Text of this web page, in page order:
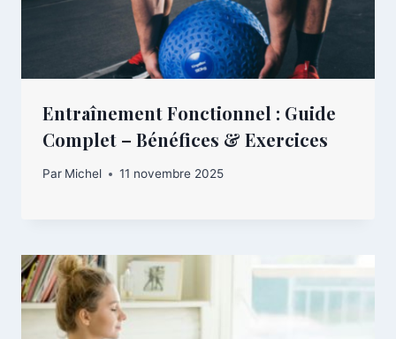
Entraînement Fonctionnel : Guide
Complet – Bénéfices & Exercices
Par Michel 11 novembre 2025